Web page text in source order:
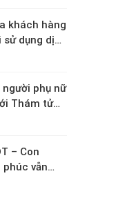
khách hàng
dụng dịch
gòn VDT
người phụ nữ
Thám tử
– Con
phúc vẫn